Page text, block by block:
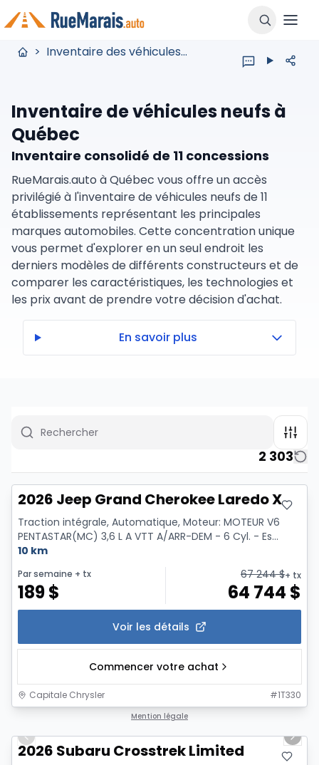
> Inventaire des véhicules neufs
Inventaire de véhicules neufs à
Québec
Inventaire consolidé de 11 concessions
RueMarais.auto à Québec vous offre un accès
privilégié à l'inventaire de véhicules neufs de 11
établissements représentant les principales
marques automobiles. Cette concentration unique
vous permet d'explorer en un seul endroit les
derniers modèles de différents constructeurs et de
comparer les caractéristiques, les technologies et
les prix avant de prendre votre décision d'achat.
En savoir plus
2 303
2026 Jeep Grand Cherokee Laredo X
Traction intégrale, Automatique, Moteur: MOTEUR V6
PENTASTAR(MC) 3,6 L A VTT A/ARR-DEM - 6 Cyl. - Es...
10 km
Par semaine + tx
189$
67 244$+ tx
64 744 $
Voir les détails
Commencer votre achat
Capitale Chrysler #1T330
Mention légale
Previous slide
Next
2026 Subaru Crosstrek Limited